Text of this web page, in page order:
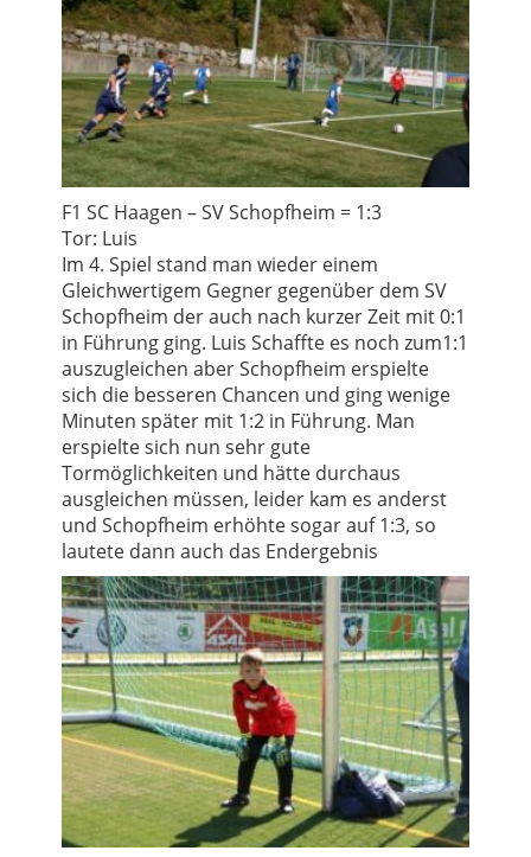
F1 SC Haagen – SV Schopfheim = 1:3
Tor: Luis
Im 4. Spiel stand man wieder einem
Gleichwertigem Gegner gegenüber dem SV
Schopfheim der auch nach kurzer Zeit mit 0:1
in Führung ging. Luis Schaffte es noch zum1:1
auszugleichen aber Schopfheim erspielte
sich die besseren Chancen und ging wenige
Minuten später mit 1:2 in Führung. Man
erspielte sich nun sehr gute
Tormöglichkeiten und hätte durchaus
ausgleichen müssen, leider kam es anderst
und Schopfheim erhöhte sogar auf 1:3, so
lautete dann auch das Endergebnis